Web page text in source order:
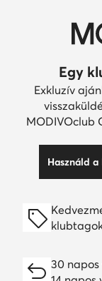
Egy
Exkluzív
MODIVOclub
Használd
30